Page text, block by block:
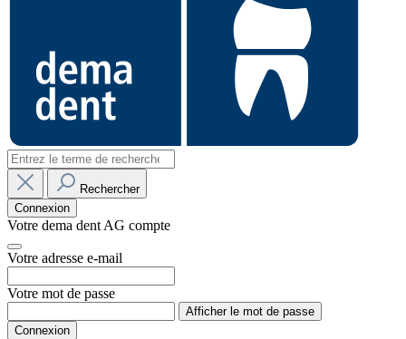
Rechercher
Connexion
Votre dema dent AG compte
Votre adresse e-mail
Votre mot de passe
Afficher le mot de passe
Connexion